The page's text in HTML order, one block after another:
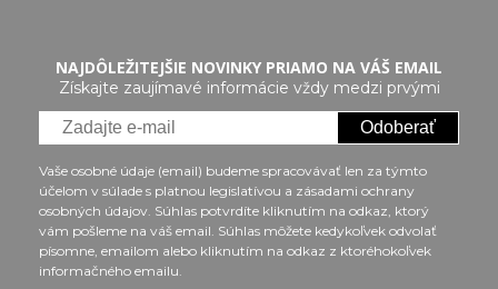
NAJDÔLEŽITEJŠIE NOVINKY PRIAMO NA VÁŠ EMAIL
Získajte zaujímavé informácie vždy medzi prvými
Odoberať
Vaše osobné údaje (email) budeme spracovávať len za týmto
účelom v súlade s platnou legislatívou a zásadami ochrany
osobných údajov. Súhlas potvrdíte kliknutím na odkaz, ktorý
vám pošleme na váš email. Súhlas môžete kedykoľvek odvolať
písomne, emailom alebo kliknutím na odkaz z ktoréhokoľvek
informačného emailu.